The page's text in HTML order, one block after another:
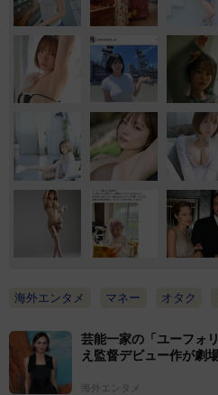
海外エンタメ マネー オタク
芸能一家の「ユーフォ
え監督デビュー作が劇
海外エンタメ